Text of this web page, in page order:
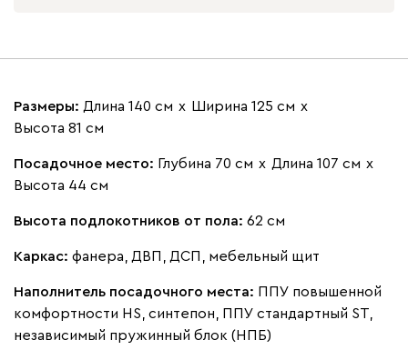
Размеры: Длина 140 см х Ширина 125 см х
Высота 81 см
Посадочное место: Глубина 70 см х Длина 107 см х
Высота 44 см
Высота подлокотников от пола: 62 см
Каркас: фанера, ДВП, ДСП, мебельный щит
Наполнитель посадочного места: ППУ повышенной
комфортности HS, синтепон, ППУ стандартный ST,
независимый пружинный блок (НПБ)